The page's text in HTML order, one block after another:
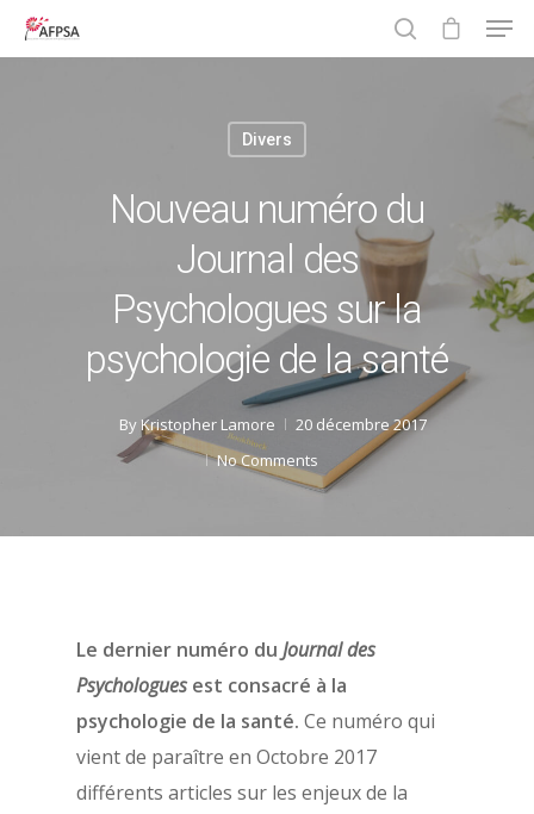
Hit enter to search or ESC to close
Divers
Nouveau numéro du
Journal des
Psychologues sur la
psychologie de la santé
ByKristopher Lamore
20 décembre 2017
No Comments
Le dernier numéro du Journal des
Psychologues est consacré à la
psychologie de la santé. Ce numéro qui
vient de paraître en Octobre 2017
différents articles sur les enjeux de la
À propos
Les statuts de l’AFPSA
Évènements